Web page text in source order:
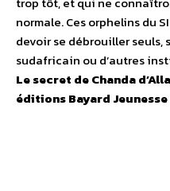
normale. Ces orphelins du
devoir se débrouiller
sudafricain ou d’autres
Le secret de Chanda
éditions Bayard